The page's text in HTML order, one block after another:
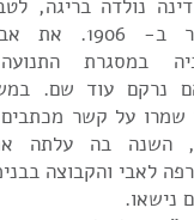
נולדה בריגה,
פייזנר ב-
במסגרת
נרקם עוד שם.
שמרו על קשר
1928, השנה בה עלתה
לאבי והקבוצה
נישאו.